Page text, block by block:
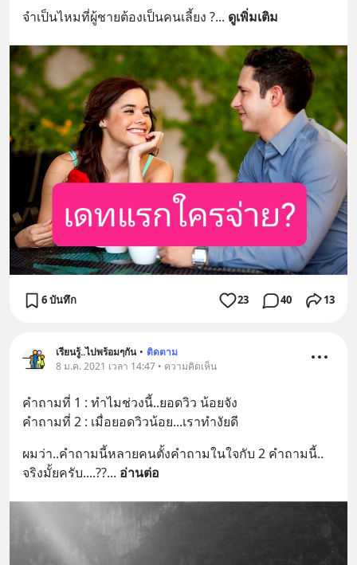
จำเป็นไหมที่ผู้ชายต้องเป็นคนเลี้ยง ?... ดูเพิ่มเติม
6 บันทึก 23 40 13
เรียนรู้..ไปพร้อมๆกัน • ติดตาม
8 ม.ค. 2021 เวลา 14:47 • ความคิดเห็น
คำถามที่ 1 : ทำไมช่วงนี้..ยอดวิว น้อยจัง
คำถามที่ 2 : เมื่อยอดวิวน้อย...เราทำงัยดี
ผมว่า..คำถามนี้หลายคนตั้งคำถามในใจกับ 2 คำถามนี้..
จริงมั้ยครับ....??... อ่านต่อ